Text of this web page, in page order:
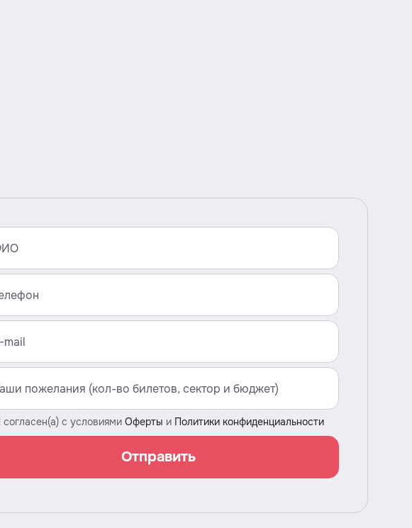
согласен(а) с условиями Оферты и Политики конфиденциальности
Отправить